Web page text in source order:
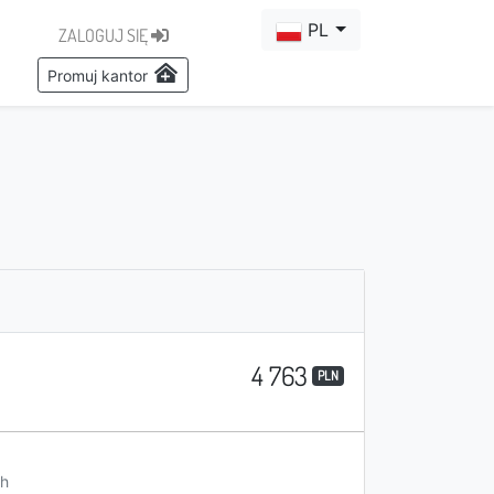
ZALOGUJ SIĘ
Promuj kantor
PL
4 763 PLN